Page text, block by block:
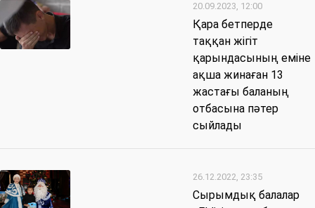
20.09.2023, 12:00
Қара бетперде
таққан жігіт
қарындасының еміне
ақша жинаған 13
жастағы баланың
отбасына пәтер
сыйлады
26.12.2022, 23:35
Сырымдық балалар